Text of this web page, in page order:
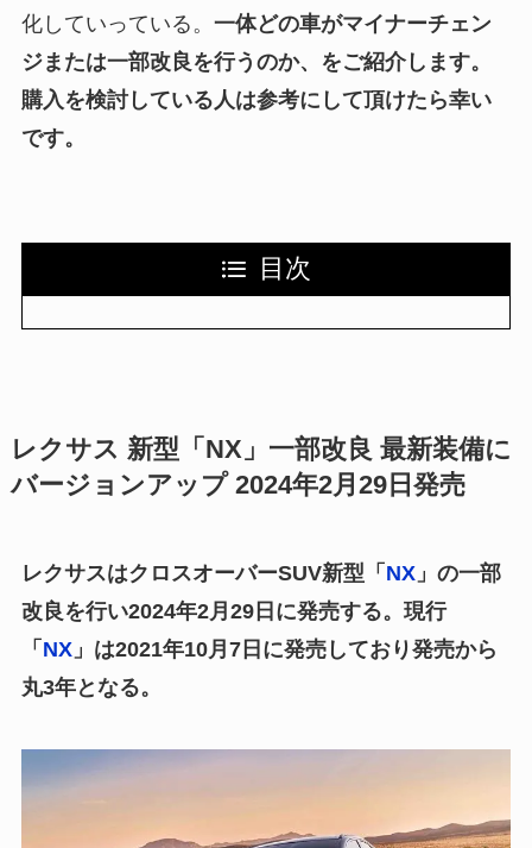
化していっている。 一体どの車がマイナーチェン
ジまたは一部改良を行うのか、をご紹介します。
購入を検討している人は参考にして頂けたら幸い
です。
目次
レクサス 新型「NX」一部改良 最新装備に
バージョンアップ 2024年2月29日発売
レクサスはクロスオーバーSUV新型「 NX」の一部
改良を行い2024年2月29日に発売する。 現行
「 NX」は2021年10月7日に発売しており発売から
丸3年となる。